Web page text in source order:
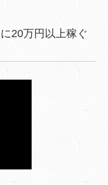
20万円以上稼ぐ